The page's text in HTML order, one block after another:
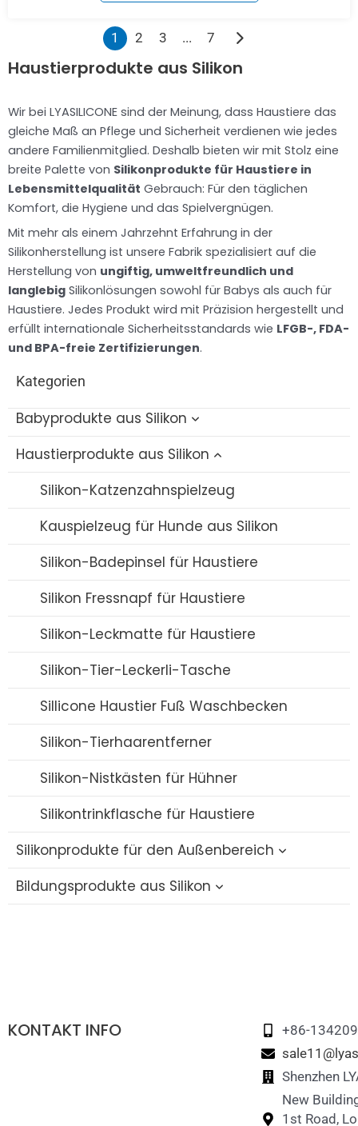
Kategorien
Babyprodukte aus Silikon
Baby-Badespielzeug aus Silikon
Silikon-Flaschenbürste
Silikon-Futternapf / Löffel-Set
Silikon-Lätzchen
Baby-Beißring aus Silikon
Schnuller aus Silikon
Strohhalmbecher aus Silikon
Strohhalme aus Silikon
Silikon-Milchpumpe
Silikon Schnullerhalter Etui
Haustierprodukte aus Silikon
Silikon-Katzenzahnspielzeug
Kauspielzeug für Hunde aus Silikon
Silikon-Badepinsel für Haustiere
Silikon Fressnapf für Haustiere
Silikon-Leckmatte für Haustiere
Silikon-Tier-Leckerli-Tasche
Sillicone Haustier Fuß Waschbecken
Silikon-Tierhaarentferner
Silikon-Nistkästen für Hühner
Silikontrinkflasche für Haustiere
Silikonprodukte für den Außenbereich
Zusammenklappbarer Silikonbecher
Bildungsprodukte aus Silikon
Silikon-Memory-Zuordnungsspiel
1 2 3 ... 7
Haustierprodukte aus Silikon
Wir bei LYASILICONE sind der Meinung, dass Haustiere das
gleiche Maß an Pflege und Sicherheit verdienen wie jedes
andere Familienmitglied. Deshalb bieten wir mit Stolz eine
breite Palette von Silikonprodukte für Haustiere in
Lebensmittelqualität Gebrauch: Für den täglichen
Komfort, die Hygiene und das Spielvergnügen.
Mit mehr als einem Jahrzehnt Erfahrung in der
Silikonherstellung ist unsere Fabrik spezialisiert auf die
Herstellung von ungiftig, umweltfreundlich und
langlebig Silikonlösungen sowohl für Babys als auch für
Haustiere. Jedes Produkt wird mit Präzision hergestellt und
erfüllt internationale Sicherheitsstandards wie LFGB-, FDA-
und BPA-freie Zertifizierungen.
KONTAKT INFO
+86-
Shenzhen
New
1st Road,